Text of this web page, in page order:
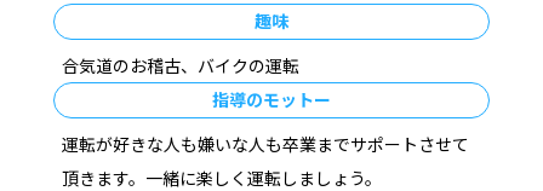
趣味
合気道のお稽古、バイクの運転
指導のモットー
運転が好きな人も嫌いな人も卒業までサポートさせて
頂きます。一緒に楽しく運転しましょう。